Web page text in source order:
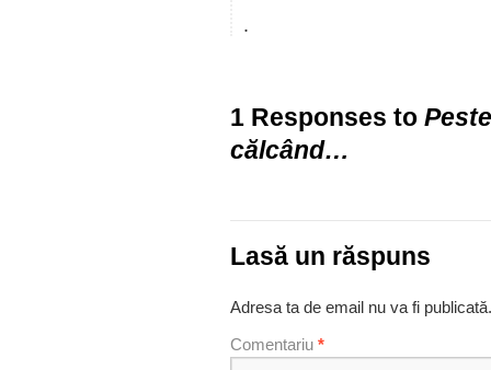
.
1 Responses to
călcând…
Lasă un răspuns
Adresa ta de email nu va fi publicată.
Comentariu *